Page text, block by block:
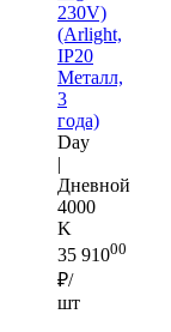
230V)
(Arlight,
IP20
Металл,
3
года)
Day
|
Дневной
4000
K
35 91000
₽/
шт